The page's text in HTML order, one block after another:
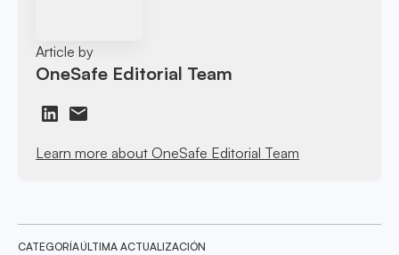
Article by
OneSafe Editorial Team
Learn more about OneSafe Editorial Team
CATEGORÍAÚLTIMA ACTUALIZACIÓN